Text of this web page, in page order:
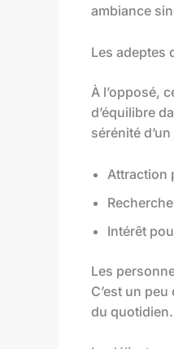
ambiance
Les adeptes
À l’opposé,
d’équilibre
sérénité
Attraction
Intérêt
Les
C’est un
du quotidien.